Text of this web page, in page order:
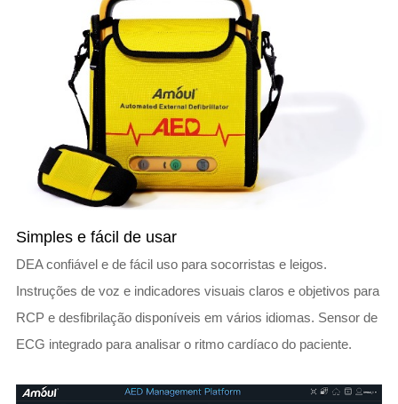
Simples e fácil de usar
DEA confiável e de fácil uso para socorristas e leigos.
Instruções de voz e indicadores visuais claros e objetivos para
RCP e desfibrilação disponíveis em vários idiomas. Sensor de
ECG integrado para analisar o ritmo cardíaco do paciente.